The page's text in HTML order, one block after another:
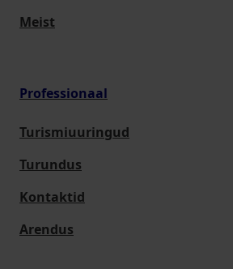
Meist
Professionaal
Turismiuuringud
Turundus
Kontaktid
Arendus